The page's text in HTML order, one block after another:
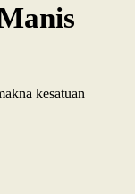
kesatuan